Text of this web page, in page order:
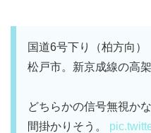
国道6号下り（柏方向）
松戸市。新京成線の高
どちらかの信号無視か
間掛かりそう。